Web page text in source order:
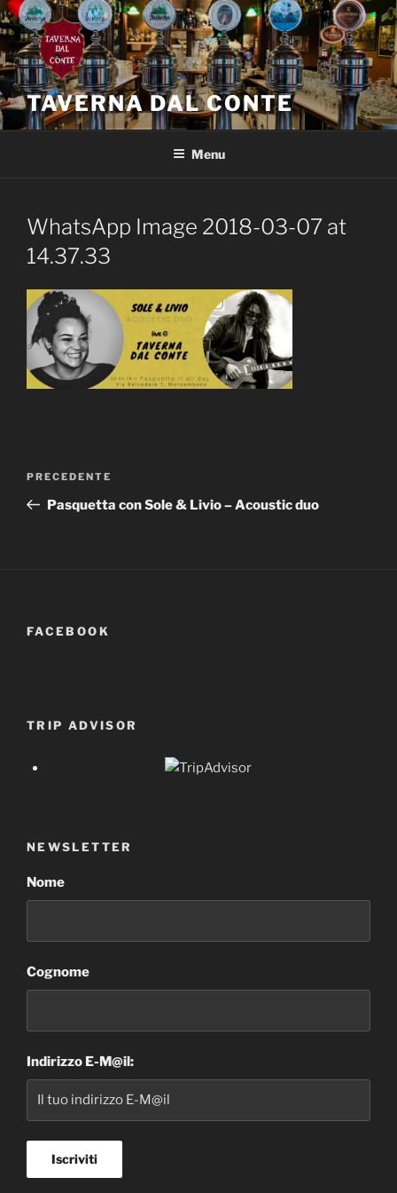
Salta
al
contenuto
TAVERNA DAL CONTE
Menu
WhatsApp Image 2018-03-07 at
14.37.33
Navigazione
Articolo
precedente:
PRECEDENTE
Pasquetta con Sole & Livio – Acoustic duo
FACEBOOK
TRIP ADVISOR
NEWSLETTER
Nome
Cognome
Indirizzo E-M@il: